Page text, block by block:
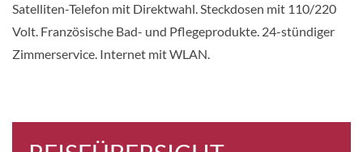
Deluxe-Kabine – Deck 3-[D]
Auf Anfrage
Satelliten-Telefon mit Direktwahl. Steckdosen mit 110/220
Volt. Französische Bad- und Pflegeprodukte. 24-stündiger
Zimmerservice. Internet mit WLAN.